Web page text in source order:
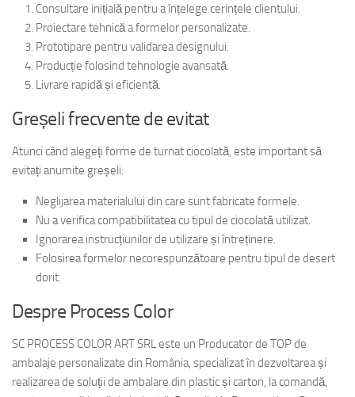
Consultare inițială pentru a înțelege cerințele clientului.
Proiectare tehnică a formelor personalizate.
Prototipare pentru validarea designului.
Producție folosind tehnologie avansată.
Livrare rapidă și eficientă.
Greșeli frecvente de evitat
Atunci când alegeți forme de turnat ciocolată, este important să
evitați anumite greșeli:
Neglijarea materialului din care sunt fabricate formele.
Nu a verifica compatibilitatea cu tipul de ciocolată utilizat.
Ignorarea instrucțiunilor de utilizare și întreținere.
Folosirea formelor necorespunzătoare pentru tipul de desert
dorit.
Despre Process Color
SC PROCESS COLOR ART SRL este un Producator de TOP de
ambalaje personalizate din România, specializat în dezvoltarea și
realizarea de soluții de ambalare din plastic și carton, la comandă,